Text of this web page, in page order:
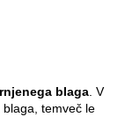
blaga. V
temveč le